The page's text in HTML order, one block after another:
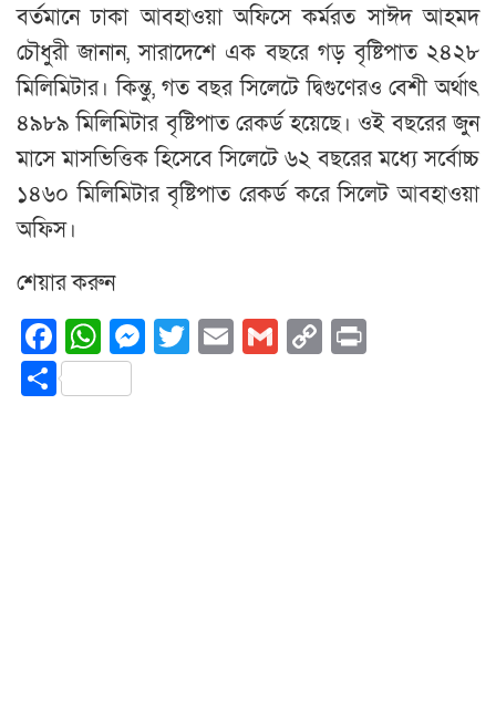
বর্তমানে ঢাকা আবহাওয়া অফিসে কর্মরত সাঈদ আহমদ
চৌধুরী জানান, সারাদেশে এক বছরে গড় বৃষ্টিপাত ২৪২৮
মিলিমিটার। কিন্তু, গত বছর সিলেটে দ্বিগুণেরও বেশী অর্থাৎ
৪৯৮৯ মিলিমিটার বৃষ্টিপাত রেকর্ড হয়েছে। ওই বছরের জুন
মাসে মাসভিত্তিক হিসেবে সিলেটে ৬২ বছরের মধ্যে সর্বোচ্চ
১৪৬০ মিলিমিটার বৃষ্টিপাত রেকর্ড করে সিলেট আবহাওয়া
অফিস।
শেয়ার করুন
Facebook
WhatsApp
Messenger
Twitter
EmailGmail
Copy
Share